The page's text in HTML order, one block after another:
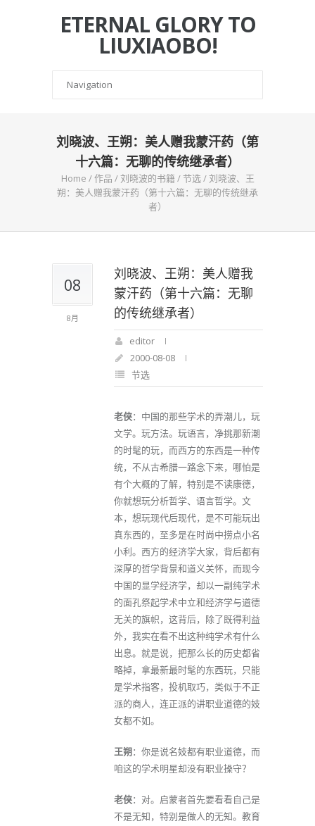
ETERNAL GLORY TO
LIUXIAOBO!
刘晓波、王朔：美人赠我蒙汗药（第
十六篇：无聊的传统继承者）
Home /作品 /刘晓波的书籍 /节选/刘晓波、王
朔：美人赠我蒙汗药（第十六篇：无聊的传统继承
者）
08
8月
刘晓波、王朔：美人赠我
蒙汗药（第十六篇：无聊
的传统继承者）
editor
2000-08-08
节选
老侠：中国的那些学术的弄潮儿，玩
文学。玩方法。玩语言，净挑那新潮
的时髦的玩，而西方的东西是一种传
统，不从古希腊一路念下来，哪怕是
有个大概的了解，特别是不读康德，
你就想玩分析哲学、语言哲学。文
本，想玩现代后现代，是不可能玩出
真东西的，至多是在时尚中捞点小名
小利。西方的经济学大家，背后都有
深厚的哲学背景和道义关怀，而现今
中国的显学经济学，却以一副纯学术
的面孔祭起学术中立和经济学与道德
无关的旗帜，这背后，除了既得利益
外，我实在看不出这种纯学术有什么
出息。就是说，把那么长的历史都省
略掉，拿最新最时髦的东西玩，只能
是学术指客，投机取巧，类似于不正
派的商人，连正派的讲职业道德的妓
女都不如。
王朔：你是说名妓都有职业道德，而
咱这的学术明星却没有职业操守？
老侠：对。启蒙者首先要看看自己是
不是无知，特别是做人的无知。教育